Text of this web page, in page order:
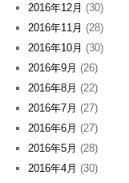
2016年12月 (30)
2016年11月 (28)
2016年10月 (30)
2016年9月 (26)
2016年8月 (22)
2016年7月 (27)
2016年6月 (27)
2016年5月 (28)
2016年4月 (30)